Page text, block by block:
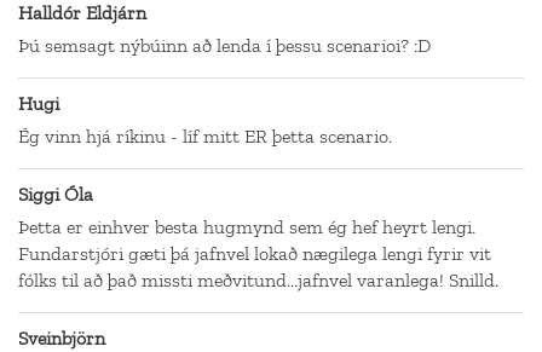
Halldór Eldjárn
Þú semsagt nýbúinn að lenda í þessu scenarioi? :D
Hugi
Ég vinn hjá ríkinu - líf mitt ER þetta scenario.
Siggi Óla
Þetta er einhver besta hugmynd sem ég hef heyrt lengi.
Fundarstjóri gæti þá jafnvel lokað nægilega lengi fyrir vit
fólks til að það missti meðvitund...jafnvel varanlega! Snilld.
Sveinbjörn